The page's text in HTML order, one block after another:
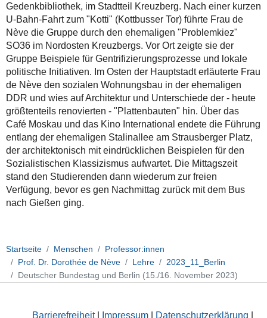
Gedenkbibliothek, im Stadtteil Kreuzberg. Nach einer kurzen
U-Bahn-Fahrt zum "Kotti" (Kottbusser Tor) führte Frau de
Nève die Gruppe durch den ehemaligen "Problemkiez"
SO36 im Nordosten Kreuzbergs. Vor Ort zeigte sie der
Gruppe Beispiele für Gentrifizierungsprozesse und lokale
politische Initiativen. Im Osten der Hauptstadt erläuterte Frau
de Nève den sozialen Wohnungsbau in der ehemaligen
DDR und wies auf Architektur und Unterschiede der - heute
größtenteils renovierten - "Plattenbauten" hin. Über das
Café Moskau und das Kino International endete die Führung
entlang der ehemaligen Stalinallee am Strausberger Platz,
der architektonisch mit eindrücklichen Beispielen für den
Sozialistischen Klassizismus aufwartet. Die Mittagszeit
stand den Studierenden dann wiederum zur freien
Verfügung, bevor es gen Nachmittag zurück mit dem Bus
nach Gießen ging.
Startseite Menschen
Professor:innen
Prof. Dr. Dorothée de Nève
Lehre
2023_11_Berlin
Deutscher Bundestag und Berlin (15./16. November 2023)
Barrierefreiheit| Impressum Datenschutzerklärung